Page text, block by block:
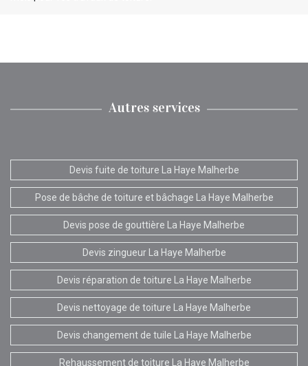
Autres services
Devis fuite de toiture La Haye Malherbe
Pose de bâche de toiture et bâchage La Haye Malherbe
Devis pose de gouttière La Haye Malherbe
Devis zingueur La Haye Malherbe
Devis réparation de toiture La Haye Malherbe
Devis nettoyage de toiture La Haye Malherbe
Devis changement de tuile La Haye Malherbe
Rehaussement de toiture La Haye Malherbe